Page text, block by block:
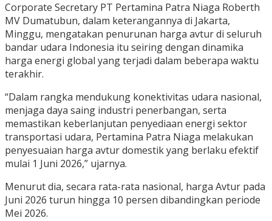
Corporate Secretary PT Pertamina Patra Niaga Roberth
MV Dumatubun, dalam keterangannya di Jakarta,
Minggu, mengatakan penurunan harga avtur di seluruh
bandar udara Indonesia itu seiring dengan dinamika
harga energi global yang terjadi dalam beberapa waktu
terakhir.
“Dalam rangka mendukung konektivitas udara nasional,
menjaga daya saing industri penerbangan, serta
memastikan keberlanjutan penyediaan energi sektor
transportasi udara, Pertamina Patra Niaga melakukan
penyesuaian harga avtur domestik yang berlaku efektif
mulai 1 Juni 2026,” ujarnya.
Menurut dia, secara rata-rata nasional, harga Avtur pada
Juni 2026 turun hingga 10 persen dibandingkan periode
Mei 2026.